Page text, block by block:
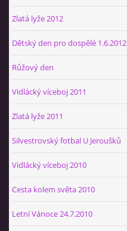
Zlatá lyže 2012
Dětský den pro dospělé 1.6.2012
Růžový den
Vidlácký víceboj 2011
Zlatá lyže 2011
Silvestrovský fotbal U Jeroušků
Vidlácký víceboj 2010
Cesta kolem světa 2010
Letní Vánoce 24.7.2010